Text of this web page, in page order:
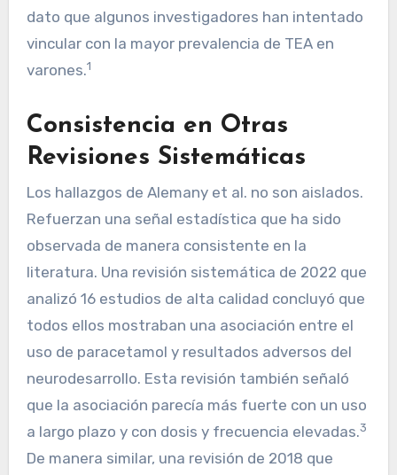
dato que algunos investigadores han intentado
vincular con la mayor prevalencia de TEA en
varones.1
Consistencia en Otras
Revisiones Sistemáticas
Los hallazgos de Alemany et al. no son aislados.
Refuerzan una señal estadística que ha sido
observada de manera consistente en la
literatura. Una revisión sistemática de 2022 que
analizó 16 estudios de alta calidad concluyó que
todos ellos mostraban una asociación entre el
uso de paracetamol y resultados adversos del
neurodesarrollo. Esta revisión también señaló
que la asociación parecía más fuerte con un uso
a largo plazo y con dosis y frecuencia elevadas.3
De manera similar, una revisión de 2018 que